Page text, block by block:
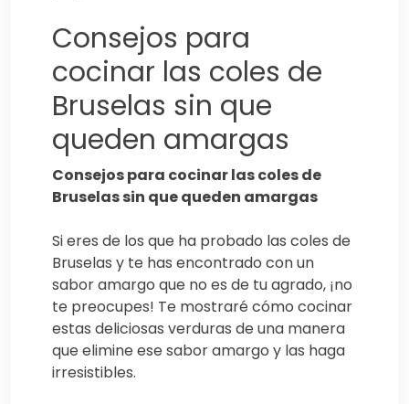
Consejos para
cocinar las coles de
Bruselas sin que
queden amargas
Consejos para cocinar las coles de
Bruselas sin que queden amargas
Si eres de los que ha probado las coles de
Bruselas y te has encontrado con un
sabor amargo que no es de tu agrado, ¡no
te preocupes! Te mostraré cómo cocinar
estas deliciosas verduras de una manera
que elimine ese sabor amargo y las haga
irresistibles.